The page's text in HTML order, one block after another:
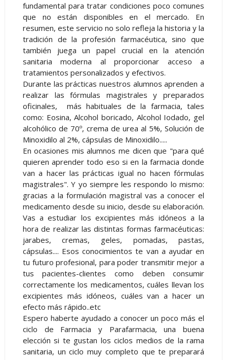
fundamental para tratar condiciones poco comunes
que no están disponibles en el mercado. En
resumen, este servicio no solo refleja la historia y la
tradición de la profesión farmacéutica, sino que
también juega un papel crucial en la atención
sanitaria moderna al proporcionar acceso a
tratamientos personalizados y efectivos.
Durante las prácticas nuestros alumnos aprenden a
realizar las fórmulas magistrales y preparados
oficinales, más habituales de la farmacia, tales
como: Eosina, Alcohol boricado, Alcohol Iodado, gel
alcohólico de 70º, crema de urea al 5%, Solución de
Minoxidilo al 2%, cápsulas de Minoxidilo.....
En ocasiones mis alumnos me dicen que "para qué
quieren aprender todo eso si en la farmacia donde
van a hacer las prácticas igual no hacen fórmulas
magistrales". Y yo siempre les respondo lo mismo:
gracias a la formulación magistral vas a conocer el
medicamento desde su inicio, desde su elaboración.
Vas a estudiar los excipientes más idóneos a la
hora de realizar las distintas formas farmacéuticas:
jarabes, cremas, geles, pomadas, pastas,
cápsulas.... Esos conocimientos te van a ayudar en
tu futuro profesional, para poder transmitir mejor a
tus pacientes-clientes como deben consumir
correctamente los medicamentos, cuáles llevan los
excipientes más idóneos, cuáles van a hacer un
efecto más rápido..etc
Espero haberte ayudado a conocer un poco más el
ciclo de Farmacia y Parafarmacia, una buena
elección si te gustan los ciclos medios de la rama
sanitaria, un ciclo muy completo que te preparará